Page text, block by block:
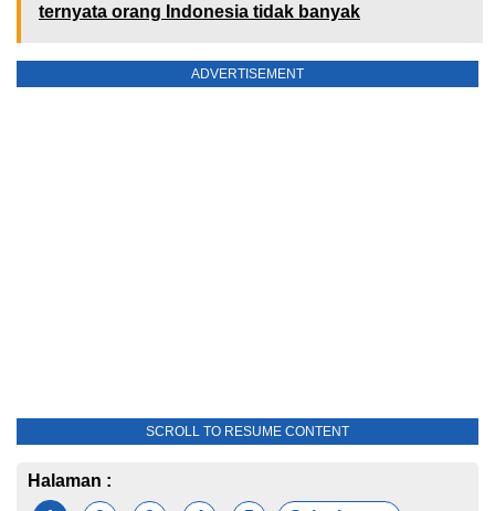
ternyata orang Indonesia tidak banyak
ADVERTISEMENT
SCROLL TO RESUME CONTENT
Halaman :